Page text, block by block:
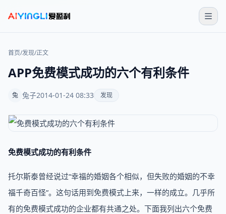
首页/发现/正文
APP免费模式成功的六个有利条件
兔 兔子2014-01-24 08:33 发现
​免费模式成功的有利条件
托尔斯泰曾经说过“幸福的婚姻各个相似，但失败的婚姻的不幸
福千奇百怪”。这句话用到免费模式上来，一样的成立。几乎所
有的免费模式成功的企业都有共通之处。下面我列出六个免费